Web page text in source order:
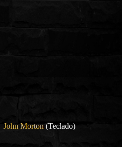
John Morton (Teclado)